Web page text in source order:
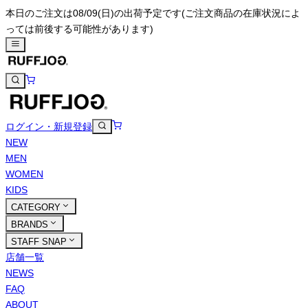
本日のご注文は08/09(日)の出荷予定です(ご注文商品の在庫状況によ
っては前後する可能性があります)
ログイン・新規登録
NEW
MEN
WOMEN
KIDS
CATEGORY
BRANDS
STAFF SNAP
店舗一覧
NEWS
FAQ
ABOUT